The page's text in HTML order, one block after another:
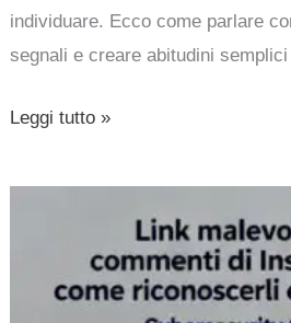
individuare. Ecco come parlare
segnali e creare abitudini
Leggi tutto »
commenti